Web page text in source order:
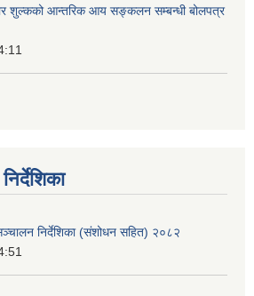
शुल्कको आन्तरिक आय सङ्कलन सम्बन्धी बोलपत्र
निर्देशिका (संशोधन सहित) २०८२